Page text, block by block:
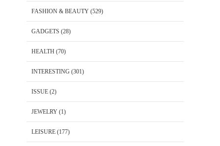
FASHION & BEAUTY (529)
GADGETS (28)
HEALTH (70)
INTERESTING (301)
ISSUE (2)
JEWELRY (1)
LEISURE (177)